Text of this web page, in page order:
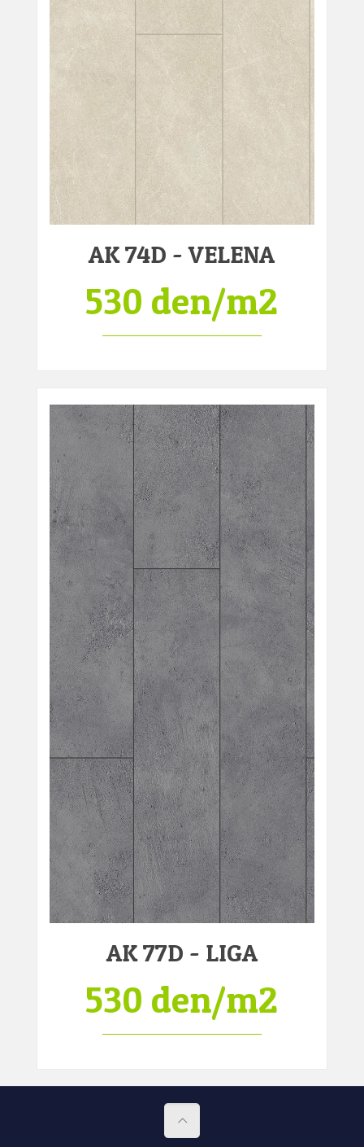
AK 74D - VELENA
530 den/m2
AK 77D - LIGA
530 den/m2